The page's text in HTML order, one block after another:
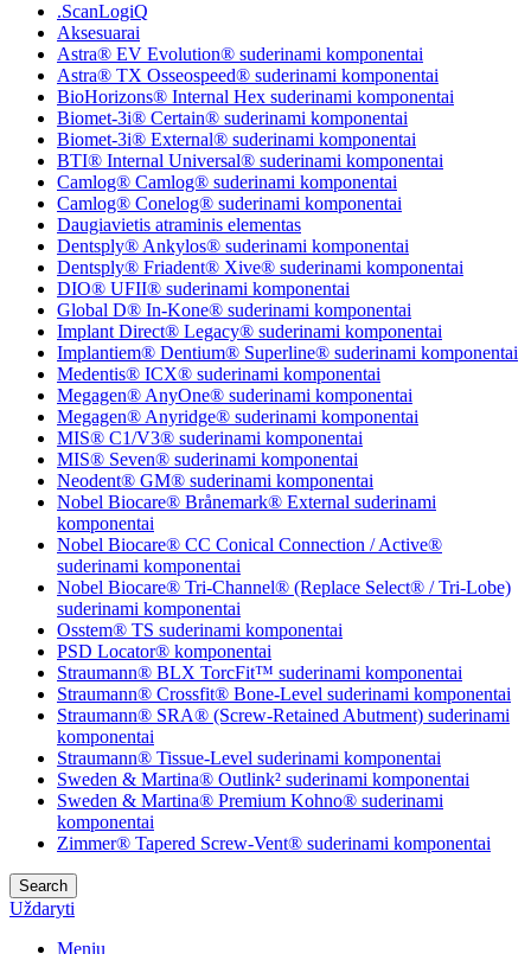
.ScanLogiQ
Aksesuarai
Astra® EV Evolution® suderinami komponentai
Astra® TX Osseospeed® suderinami komponentai
BioHorizons® Internal Hex suderinami komponentai
Biomet-3i® Certain® suderinami komponentai
Biomet-3i® External® suderinami komponentai
BTI® Internal Universal® suderinami komponentai
Camlog® Camlog® suderinami komponentai
Camlog® Conelog® suderinami komponentai
Daugiavietis atraminis elementas
Dentsply® Ankylos® suderinami komponentai
Dentsply® Friadent® Xive® suderinami komponentai
DIO® UFII® suderinami komponentai
Global D® In-Kone® suderinami komponentai
Implant Direct® Legacy® suderinami komponentai
Implantiem® Dentium® Superline® suderinami komponentai
Medentis® ICX® suderinami komponentai
Megagen® AnyOne® suderinami komponentai
Megagen® Anyridge® suderinami komponentai
MIS® C1/V3® suderinami komponentai
MIS® Seven® suderinami komponentai
Neodent® GM® suderinami komponentai
Nobel Biocare® Brånemark® External suderinami
komponentai
Nobel Biocare® CC Conical Connection / Active®
suderinami komponentai
Nobel Biocare® Tri-Channel® (Replace Select® / Tri-Lobe)
suderinami komponentai
Osstem® TS suderinami komponentai
PSD Locator® komponentai
Straumann® BLX TorcFit™ suderinami komponentai
Straumann® Crossfit® Bone-Level suderinami komponentai
Straumann® SRA® (Screw-Retained Abutment) suderinami
komponentai
Straumann® Tissue-Level suderinami komponentai
Sweden & Martina® Outlink² suderinami komponentai
Sweden & Martina® Premium Kohno® suderinami
komponentai
Zimmer® Tapered Screw-Vent® suderinami komponentai
Search
Uždaryti
Meniu